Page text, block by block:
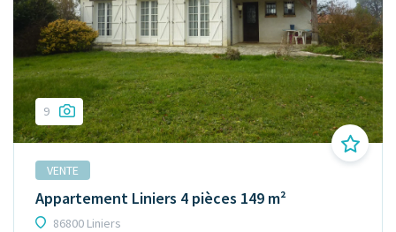
9
VENTE
Appartement Liniers 4 pièces 149 m²
86800 Liniers